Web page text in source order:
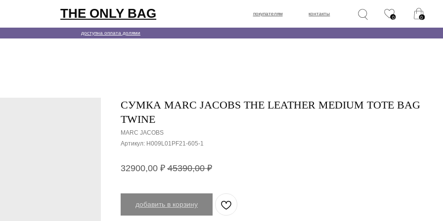
THE ONLY BAG контакты
0
СУМКА MARC JACOBS THE LEATHER MEDIUM TOTE BAG
TWINE
MARC JACOBS
Артикул: H009L01PF21-605-1
32900,00 ₽ 45390,00 ₽
добавить в корзину